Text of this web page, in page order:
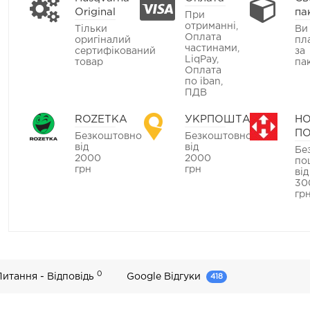
Original
Тільки
оригіналий
сертифікований
товар
При
отриманні,
Оплата
частинами,
LiqPay,
Оплата
по iban,
ПДВ
Ви
за
ROZETKA
Безкоштовно
від
2000
грн
УКРПОШТА
Безкоштовно
від
2000
грн
від
грн
- Відповідь0 Google Відгуки 418